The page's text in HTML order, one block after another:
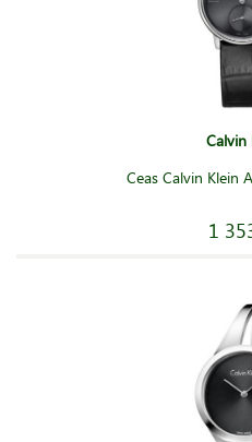
Calvin
Ceas Calvin Klein
1